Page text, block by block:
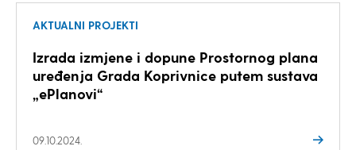
AKTUALNI PROJEKTI
Izrada izmjene i dopune Prostornog plana
uređenja Grada Koprivnice putem sustava
„ePlanovi“
09.10.2024.